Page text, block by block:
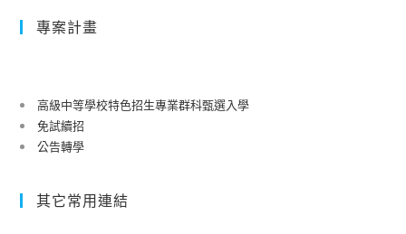
專案計畫
高級中等學校特色招生專業群科甄選入學
免試續招
公告轉學
其它常用連結